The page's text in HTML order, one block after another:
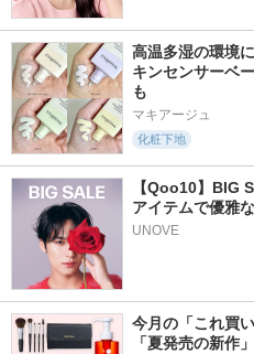
高温多湿の環境
キンセンサーベ
も
マキアージュ
化粧下地
【Qoo10】BIG
アイテムで優雅
UNOVE
今月の「これ買
「夏発売の新作」